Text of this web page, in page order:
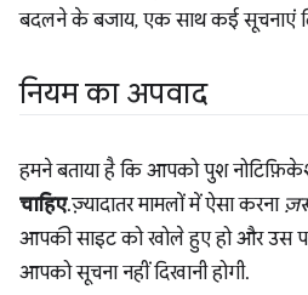
बदलने के बजाय, एक साथ कई सूचनाएं
नियम का अपवाद
हमने बताया है कि आपको पुश
चाहिए. ज़्यादातर मामलों में ऐसा करना
आपकी साइट को खोले हुए हो और उस
आपको सूचना नहीं दिखानी होगी.